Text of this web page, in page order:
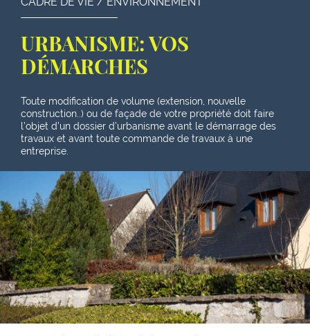
URBANISME: VOS
DÉMARCHES
Toute modification de volume (extension, nouvelle
construction..) ou de façade de votre propriété doit faire
l’objet d’un dossier d’urbanisme avant le démarrage des
travaux et avant toute commande de travaux à une
entreprise.